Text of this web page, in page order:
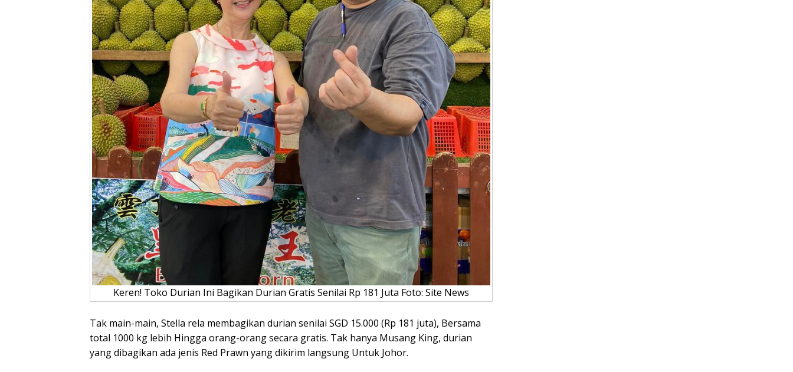
Keren! Toko Durian Ini Bagikan Durian Gratis Senilai Rp 181 Juta Foto: Site News
Tak main-main, Stella rela membagikan durian senilai SGD 15.000 (Rp 181 juta), Bersama
total 1000 kg lebih Hingga orang-orang secara gratis. Tak hanya Musang King, durian
yang dibagikan ada jenis Red Prawn yang dikirim langsung Untuk Johor.